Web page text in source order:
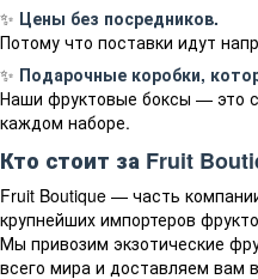
✨ Цены без посредников.
Потому что поставки идут
✨ Подарочные коробки,
Наши фруктовые боксы — это
каждом наборе.
Кто стоит за Fruit
Fruit Boutique — часть
крупнейших импортеров
Мы привозим экзотические
всего мира и доставляем вам